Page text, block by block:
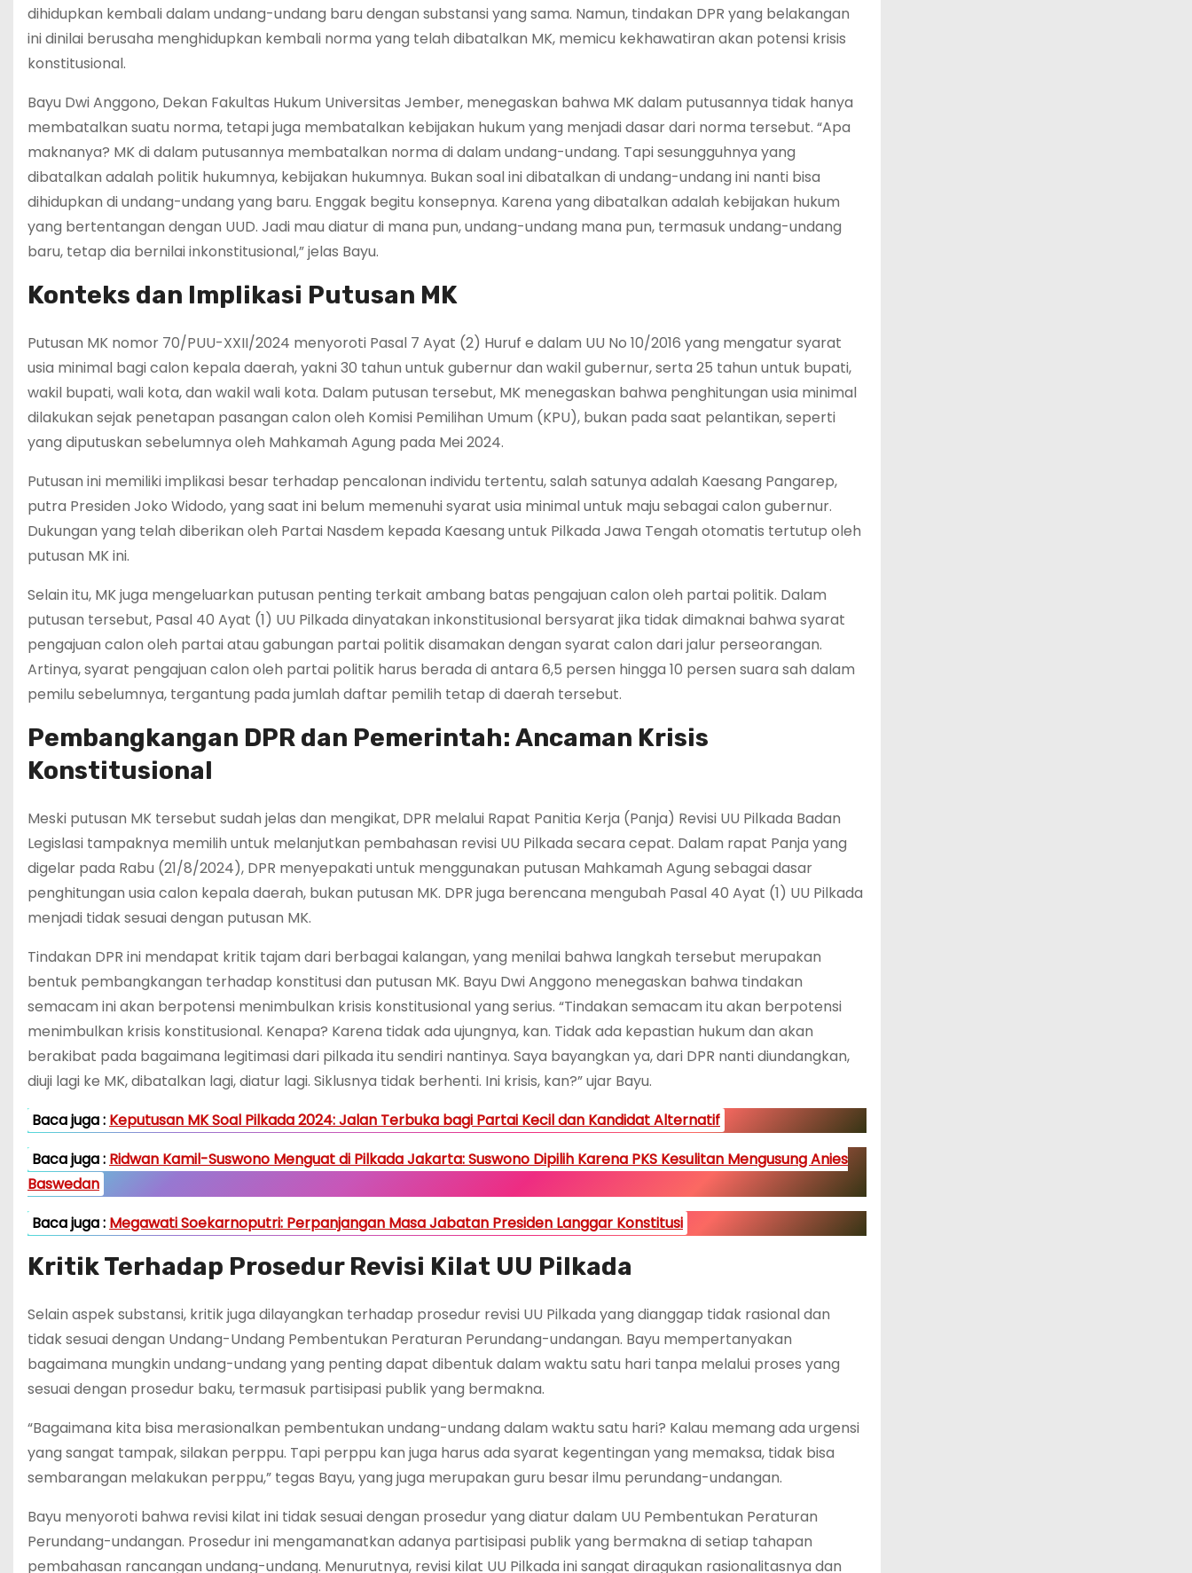
dihidupkan kembali dalam undang-undang baru dengan substansi yang sama. Namun, tindakan DPR yang belakangan
ini dinilai berusaha menghidupkan kembali norma yang telah dibatalkan MK, memicu kekhawatiran akan potensi krisis
konstitusional.
Bayu Dwi Anggono, Dekan Fakultas Hukum Universitas Jember, menegaskan bahwa MK dalam putusannya tidak hanya
membatalkan suatu norma, tetapi juga membatalkan kebijakan hukum yang menjadi dasar dari norma tersebut. “Apa
maknanya? MK di dalam putusannya membatalkan norma di dalam undang-undang. Tapi sesungguhnya yang
dibatalkan adalah politik hukumnya, kebijakan hukumnya. Bukan soal ini dibatalkan di undang-undang ini nanti bisa
dihidupkan di undang-undang yang baru. Enggak begitu konsepnya. Karena yang dibatalkan adalah kebijakan hukum
yang bertentangan dengan UUD. Jadi mau diatur di mana pun, undang-undang mana pun, termasuk undang-undang
baru, tetap dia bernilai inkonstitusional,” jelas Bayu.
Konteks dan Implikasi Putusan MK
Putusan MK nomor 70/PUU-XXII/2024 menyoroti Pasal 7 Ayat (2) Huruf e dalam UU No 10/2016 yang mengatur syarat
usia minimal bagi calon kepala daerah, yakni 30 tahun untuk gubernur dan wakil gubernur, serta 25 tahun untuk bupati,
wakil bupati, wali kota, dan wakil wali kota. Dalam putusan tersebut, MK menegaskan bahwa penghitungan usia minimal
dilakukan sejak penetapan pasangan calon oleh Komisi Pemilihan Umum (KPU), bukan pada saat pelantikan, seperti
yang diputuskan sebelumnya oleh Mahkamah Agung pada Mei 2024.
Putusan ini memiliki implikasi besar terhadap pencalonan individu tertentu, salah satunya adalah Kaesang Pangarep,
putra Presiden Joko Widodo, yang saat ini belum memenuhi syarat usia minimal untuk maju sebagai calon gubernur.
Dukungan yang telah diberikan oleh Partai Nasdem kepada Kaesang untuk Pilkada Jawa Tengah otomatis tertutup oleh
putusan MK ini.
Selain itu, MK juga mengeluarkan putusan penting terkait ambang batas pengajuan calon oleh partai politik. Dalam
putusan tersebut, Pasal 40 Ayat (1) UU Pilkada dinyatakan inkonstitusional bersyarat jika tidak dimaknai bahwa syarat
pengajuan calon oleh partai atau gabungan partai politik disamakan dengan syarat calon dari jalur perseorangan.
Artinya, syarat pengajuan calon oleh partai politik harus berada di antara 6,5 persen hingga 10 persen suara sah dalam
pemilu sebelumnya, tergantung pada jumlah daftar pemilih tetap di daerah tersebut.
Pembangkangan DPR dan Pemerintah: Ancaman Krisis
Konstitusional
Meski putusan MK tersebut sudah jelas dan mengikat, DPR melalui Rapat Panitia Kerja (Panja) Revisi UU Pilkada Badan
Legislasi tampaknya memilih untuk melanjutkan pembahasan revisi UU Pilkada secara cepat. Dalam rapat Panja yang
digelar pada Rabu (21/8/2024), DPR menyepakati untuk menggunakan putusan Mahkamah Agung sebagai dasar
penghitungan usia calon kepala daerah, bukan putusan MK. DPR juga berencana mengubah Pasal 40 Ayat (1) UU Pilkada
menjadi tidak sesuai dengan putusan MK.
Tindakan DPR ini mendapat kritik tajam dari berbagai kalangan, yang menilai bahwa langkah tersebut merupakan
bentuk pembangkangan terhadap konstitusi dan putusan MK. Bayu Dwi Anggono menegaskan bahwa tindakan
semacam ini akan berpotensi menimbulkan krisis konstitusional yang serius. “Tindakan semacam itu akan berpotensi
menimbulkan krisis konstitusional. Kenapa? Karena tidak ada ujungnya, kan. Tidak ada kepastian hukum dan akan
berakibat pada bagaimana legitimasi dari pilkada itu sendiri nantinya. Saya bayangkan ya, dari DPR nanti diundangkan,
diuji lagi ke MK, dibatalkan lagi, diatur lagi. Siklusnya tidak berhenti. Ini krisis, kan?” ujar Bayu.
Baca juga : Keputusan MK Soal Pilkada 2024: Jalan Terbuka bagi Partai Kecil dan Kandidat Alternatif
Baca juga : Ridwan Kamil-Suswono Menguat di Pilkada Jakarta: Suswono Dipilih Karena PKS Kesulitan Mengusung Anies
Baswedan
Baca juga : Megawati Soekarnoputri: Perpanjangan Masa Jabatan Presiden Langgar Konstitusi
Kritik Terhadap Prosedur Revisi Kilat UU Pilkada
Selain aspek substansi, kritik juga dilayangkan terhadap prosedur revisi UU Pilkada yang dianggap tidak rasional dan
tidak sesuai dengan Undang-Undang Pembentukan Peraturan Perundang-undangan. Bayu mempertanyakan
bagaimana mungkin undang-undang yang penting dapat dibentuk dalam waktu satu hari tanpa melalui proses yang
sesuai dengan prosedur baku, termasuk partisipasi publik yang bermakna.
“Bagaimana kita bisa merasionalkan pembentukan undang-undang dalam waktu satu hari? Kalau memang ada urgensi
yang sangat tampak, silakan perppu. Tapi perppu kan juga harus ada syarat kegentingan yang memaksa, tidak bisa
sembarangan melakukan perppu,” tegas Bayu, yang juga merupakan guru besar ilmu perundang-undangan.
Bayu menyoroti bahwa revisi kilat ini tidak sesuai dengan prosedur yang diatur dalam UU Pembentukan Peraturan
Perundang-undangan. Prosedur ini mengamanatkan adanya partisipasi publik yang bermakna di setiap tahapan
pembahasan rancangan undang-undang. Menurutnya, revisi kilat UU Pilkada ini sangat diragukan rasionalitasnya dan